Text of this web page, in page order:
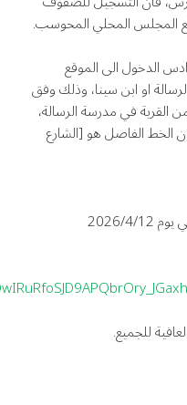
المجلس المحلي المحوسب.
الدخول الى الموقع
او ابن سينا، وذلك وفق
القرية في مدرسة الرسالة،
الخط الفاصل هو [الشارع
للجميع.